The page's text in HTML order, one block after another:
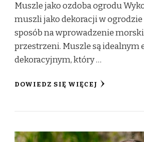
Muszle jako ozdoba ogrodu
muszli jako dekoracji w ogrodzie
sposób na wprowadzenie
przestrzeni. Muszle są idealnym
dekoracyjnym, który …
DOWIEDZ SIĘ WIĘCEJ